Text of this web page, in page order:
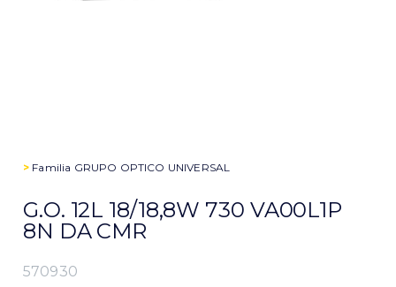
> Familia GRUPO OPTICO UNIVERSAL
G.O. 12L 18/18,8W 730 VA00L1P
8N DA CMR
570930